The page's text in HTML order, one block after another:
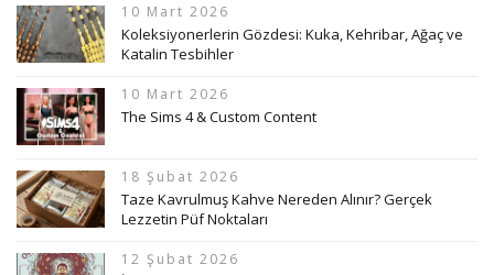
10 Mart 2026
Koleksiyonerlerin Gözdesi: Kuka, Kehribar, Ağaç ve
Katalin Tesbihler
10 Mart 2026
The Sims 4 & Custom Content
18 Şubat 2026
Taze Kavrulmuş Kahve Nereden Alınır? Gerçek
Lezzetin Püf Noktaları
12 Şubat 2026